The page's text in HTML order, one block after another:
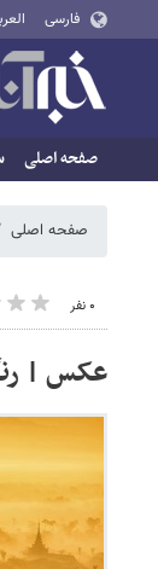
فارسی
صفحه اصلی
صفحه اصلی
۰ نفر
عکس |